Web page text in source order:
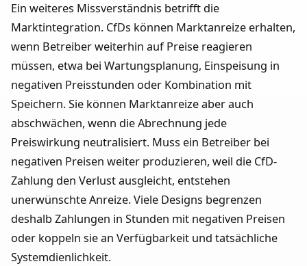
Ein weiteres Missverständnis betrifft die
Marktintegration. CfDs können Marktanreize erhalten,
wenn Betreiber weiterhin auf Preise reagieren
müssen, etwa bei Wartungsplanung, Einspeisung in
negativen Preisstunden oder Kombination mit
Speichern. Sie können Marktanreize aber auch
abschwächen, wenn die Abrechnung jede
Preiswirkung neutralisiert. Muss ein Betreiber bei
negativen Preisen weiter produzieren, weil die CfD-
Zahlung den Verlust ausgleicht, entstehen
unerwünschte Anreize. Viele Designs begrenzen
deshalb Zahlungen in Stunden mit negativen Preisen
oder koppeln sie an Verfügbarkeit und tatsächliche
Systemdienlichkeit.